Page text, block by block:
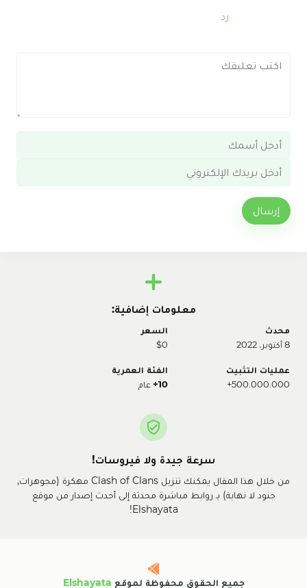
رد
إرسال
معلومات إضافية:
محدث
8 أكتوبر، 2022
السعر
$0
عمليات التثبيت
500.000.000+
الفئة العمرية
10+
عام
سرعة جيدة ولا فيروسات!
من خلال هذا المقال يمكنك تنزيل Clash of Clans مهكرة (مجوهرات,
جنود لا نهاية) بـ روابط مباشرة محدثة إلى أحدث إصدار من موقع
Elshayata!
جميع الحقوق محفوظة لموقع Elshayata